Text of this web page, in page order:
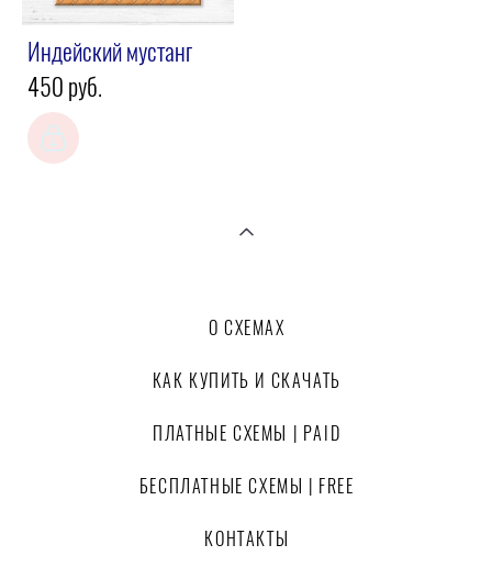
Индейский мустанг
450 pуб.
О СХЕМАХ
КАК КУПИТЬ И СКАЧАТЬ
ПЛАТНЫЕ СХЕМЫ | PAID
БЕСПЛАТНЫЕ СХЕМЫ | FREE
КОНТАКТЫ